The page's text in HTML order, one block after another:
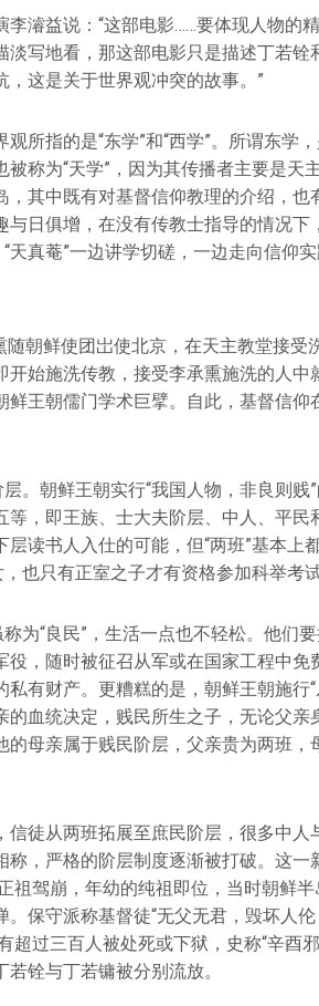
李濬益说：“这部电影……要体现人物的
淡写地看，那这部电影只是描述丁若
，这是关于世界观冲突的故事。”
所指的是“东学”和“西学”。所谓东学
被称为“天学”，因为其传播者主要是天
，其中既有对基督信仰教理的介绍，也
与日俱增，在没有传教士指导的情况
天真菴”一边讲学切磋，一边走向信仰实
朝鲜使团岀使北京，在天主教堂接受
开始施洗传教，接受李承熏施洗的人
鲜王朝儒门学术巨擘。自此，基督信仰
。朝鲜王朝实行“我国人物，非良则贱
等，即王族、士大夫阶层、中人、平
层读书人入仕的可能，但“两班”基本
也只有正室之子才有资格参加科举考试
称为“良民”，生活一点也不轻松。他们
役，随时被征召从军或在国家工程中
私有财产。更糟糕的是，朝鲜王朝施行
的血统决定，贱民所生之子，无论父
的母亲属于贱民阶层，父亲贵为两班
信徒从两班拓展至庶民阶层，很多中
称，严格的阶层制度逐渐被打破。这
祖驾崩，年幼的纯祖即位，当时朝鲜
。保守派称基督徒“无父无君，毁坏人
超过三百人被处死或下狱，史称“辛酉
铨与丁若镛被分别流放。